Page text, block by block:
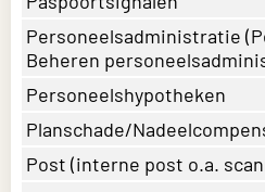
Personeelsadministratie
Beheren
Personeelshypotheken
Planschade/
Post (interne post o.a.